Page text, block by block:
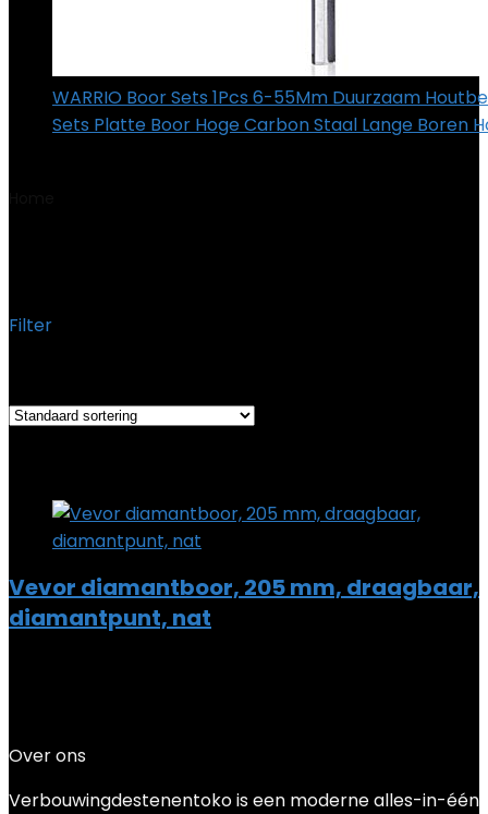
WARRIO Boor Sets 1Pcs 6-55Mm Duurzaam
Sets Platte Boor Hoge Carbon Staal Lange Boren
Filter
Vevor diamantboor, 205 mm, draagbaar,
diamantpunt, nat
Over ons
Verbouwingdestenentoko is een moderne alles-in-één